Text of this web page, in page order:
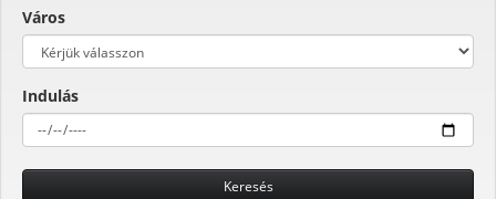
Város
Indulás
Keresés